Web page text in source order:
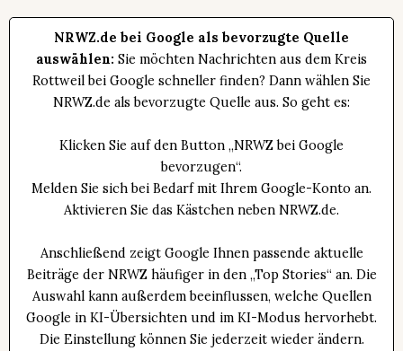
NRWZ.de bei Google als bevorzugte Quelle
auswählen: Sie möchten Nachrichten aus dem Kreis
Rottweil bei Google schneller finden? Dann wählen Sie
NRWZ.de als bevorzugte Quelle aus. So geht es:
Klicken Sie auf den Button „NRWZ bei Google
bevorzugen“.
Melden Sie sich bei Bedarf mit Ihrem Google-Konto an.
Aktivieren Sie das Kästchen neben NRWZ.de.
Anschließend zeigt Google Ihnen passende aktuelle
Beiträge der NRWZ häufiger in den „Top Stories“ an. Die
Auswahl kann außerdem beeinflussen, welche Quellen
Google in KI-Übersichten und im KI-Modus hervorhebt.
Die Einstellung können Sie jederzeit wieder ändern.